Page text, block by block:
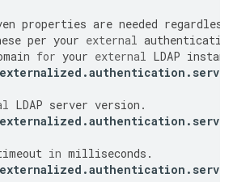
properties are needed regardless
per your external
for your external LDAP
.authentication . server
LDAP server version .
.authentication . server
in milliseconds .
.authentication . server